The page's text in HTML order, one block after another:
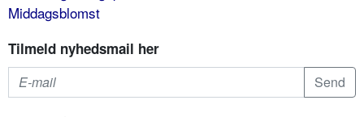
Middagsblomst
Tilmeld nyhedsmail her